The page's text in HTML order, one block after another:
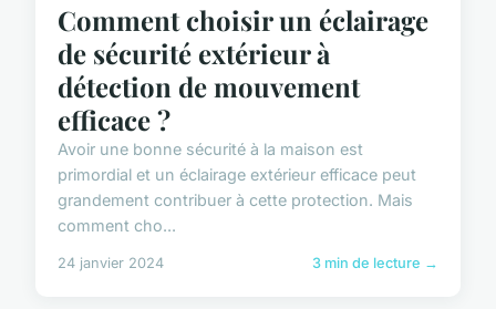
Comment choisir un éclairage
de sécurité extérieur à
détection de mouvement
efficace ?
Avoir une bonne sécurité à la maison est
primordial et un éclairage extérieur efficace peut
grandement contribuer à cette protection. Mais
comment cho...
24 janvier 2024 3 min de lecture →